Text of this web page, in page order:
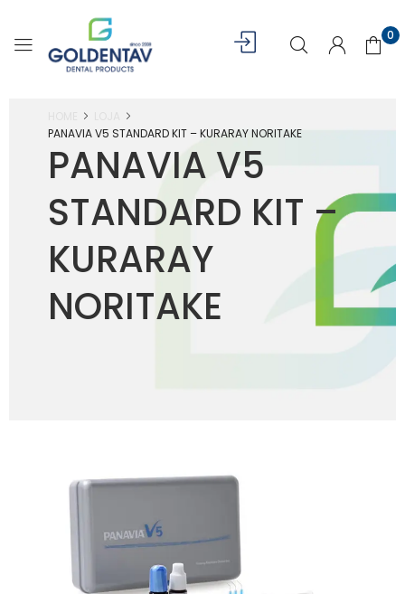
0
PANAVIA V5
STANDARD KIT –
KURARAY
NORITAKE
PANAVIA V5 STANDARD KIT – KURARAY NORITAKE